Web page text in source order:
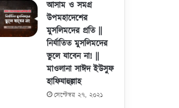
আসাম ও সমগ্র
উপমহাদেশের
মুসলিমদের প্রতি ||
নির্যাতিত মুসলিমদের
ভুলে যাবেন না! ||
মাওলানা সাঈদ ইউসুফ
হাফিযাহুল্লাহ
সেপ্টেম্বর ২৭, ২০২১